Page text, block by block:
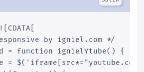
by igniel.com */
= function ignielYtube() {
=